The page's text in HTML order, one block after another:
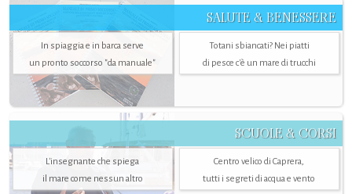
SALUTE & BENESSERE
In spiaggia e in barca serve
un pronto soccorso "da manuale"
Totani sbiancati? Nei piatti
di pesce c'è un mare di trucchi
SCUOLE & CORSI
L'insegnante che spiega
il mare come nessun altro
Centro velico di Caprera,
tutti i segreti di acqua e vento